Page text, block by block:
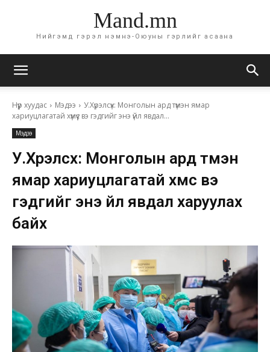
Mand.mn
Нийгэмд гэрэл нэмнэ-Оюуны гэрлийг асаана
Нүүр хуудас Мэдээ
У.Хүрэлсүх: Монголын ард түмэн ямар
хариуцлагатай хүмүүс вэ гэдгийг энэ үйл явдал...
Мэдээ
У.Хүрэлсүх: Монголын ард түмэн
ямар хариуцлагатай хүмүүс вэ
гэдгийг энэ үйл явдал харуулах
байх